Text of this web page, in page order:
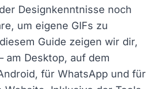
Designkenntnisse noch
um eigene GIFs zu
Guide zeigen wir dir,
am Desktop, auf dem
für WhatsApp und für